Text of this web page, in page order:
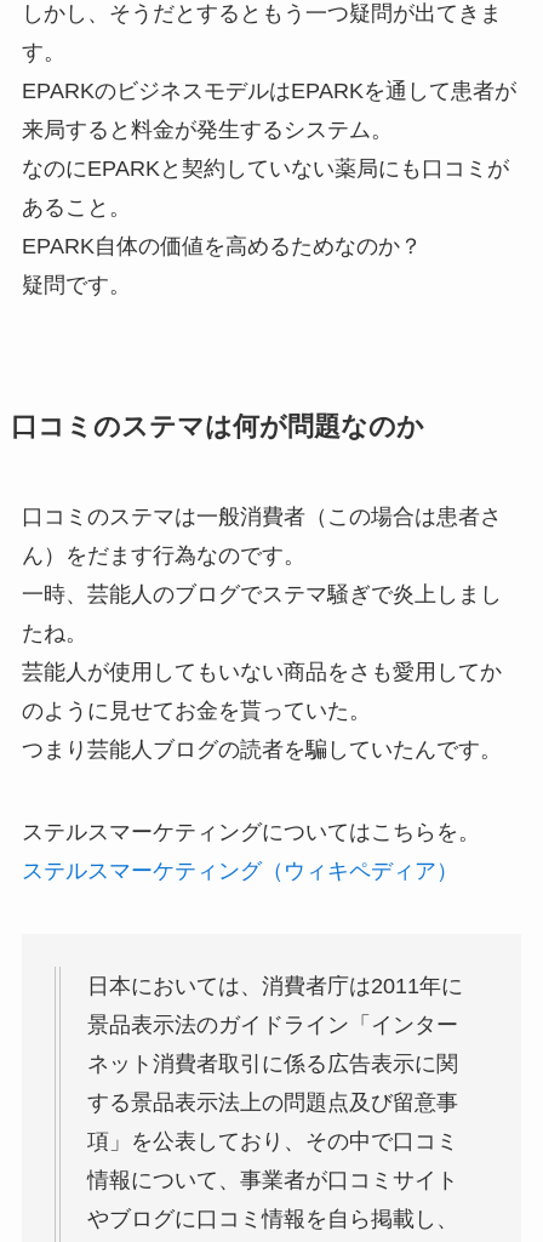
しかし、そうだとするともう一つ疑問が出てきま
す。
EPARKのビジネスモデルはEPARKを通して患者が
来局すると料金が発生するシステム。
なのにEPARKと契約していない薬局にも口コミが
あること。
EPARK自体の価値を高めるためなのか？
疑問です。
口コミのステマは何が問題なのか
口コミのステマは一般消費者（この場合は患者さ
ん）をだます行為なのです。
一時、芸能人のブログでステマ騒ぎで炎上しまし
たね。
芸能人が使用してもいない商品をさも愛用してか
のように見せてお金を貰っていた。
つまり芸能人ブログの読者を騙していたんです。
ステルスマーケティングについてはこちらを。
ステルスマーケティング（ウィキペディア）
日本においては、消費者庁は2011年に
景品表示法のガイドライン「インター
ネット消費者取引に係る広告表示に関
する景品表示法上の問題点及び留意事
項」を公表しており、その中で口コミ
情報について、事業者が口コミサイト
やブログに口コミ情報を自ら掲載し、